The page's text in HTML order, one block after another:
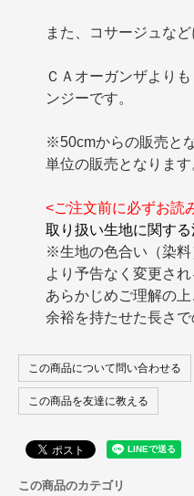
また、コサージュなど
ＣＡオーガンザより
ンジーです。
※50cmからの販売と
単位の販売となります
<ご注文前に必ずお読
取り扱い生地に関す
※生地の色合い（染料
より予告なく変更さ
あらかじめご理解の上
余裕を持たせた長さで
この商品について問い合わせる
この商品を友達に教える
この商品のカテゴリ